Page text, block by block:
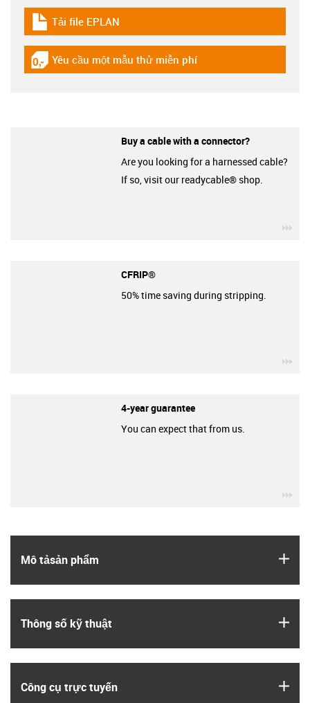
Mô tả­sản phẩm
Thông số kỹ thuật
Công cụ trực tuyến
igus-icon-download-plan
Tải file EPLAN
igus-icon-gratismuster
Yêu cầu một mẫu thử miễn phí
Buy a cable with a connector?
Are you looking for a harnessed cable?
If so, visit our readycable® shop.
CFRIP®
50% time saving during stripping.
4-year guarantee
You can expect that from us.